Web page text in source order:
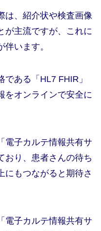
は、紹介状や検査画像
が主流ですが、これに
います。
ある「HL7 FHIR」
をオンラインで安全に
電子カルテ情報共有サ
おり、患者さんの待ち
にもつながると期待さ
電子カルテ情報共有サ